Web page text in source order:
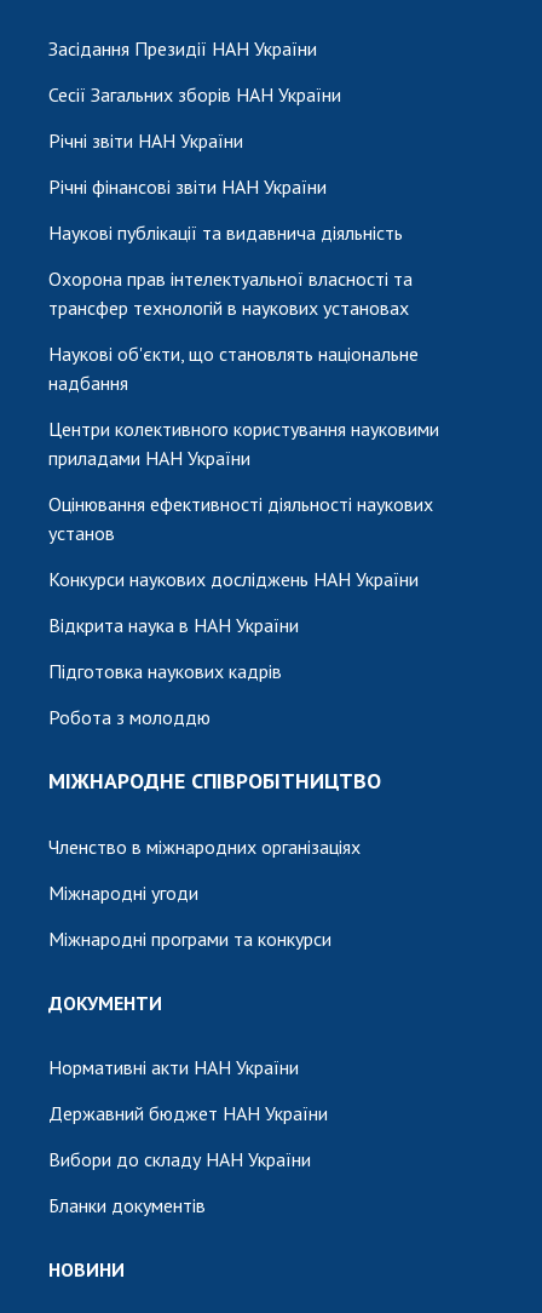
Засідання Президії НАН України
Сесії Загальних зборів НАН України
Річні звіти НАН України
Річні фінансові звіти НАН України
Наукові публікації та видавнича діяльність
Охорона прав інтелектуальної власності та
трансфер технологій в наукових установах
Наукові об'єкти, що становлять національне
надбання
Центри колективного користування науковими
приладами НАН України
Оцінювання ефективності діяльності наукових
установ
Конкурси наукових досліджень НАН України
Відкрита наука в НАН України
Підготовка наукових кадрів
Робота з молоддю
МІЖНАРОДНЕ СПІВРОБІТНИЦТВО
Членство в міжнародних організаціях
Міжнародні угоди
Міжнародні програми та конкурси
ДОКУМЕНТИ
Нормативні акти НАН України
Державний бюджет НАН України
Вибори до складу НАН України
Бланки документів
НОВИНИ